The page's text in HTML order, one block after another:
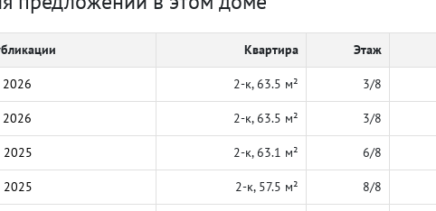
Квартира Этаж
2026 2-к, 63.5 м² 3/8
2026 2-к, 63.5 м² 3/8
2025 2-к, 63.1 м² 6/8
2025 2-к, 57.5 м² 8/8